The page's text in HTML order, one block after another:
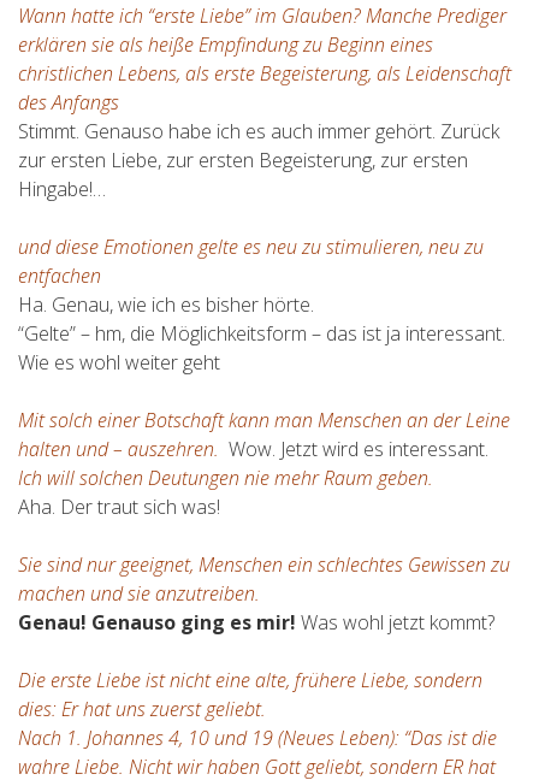
Wann hatte ich “erste Liebe” im Glauben? Manche Prediger
erklären sie als heiße Empfindung zu Beginn eines
christlichen Lebens, als erste Begeisterung, als Leidenschaft
des Anfangs
Stimmt. Genauso habe ich es auch immer gehört. Zurück
zur ersten Liebe, zur ersten Begeisterung, zur ersten
Hingabe!…
und diese Emotionen gelte es neu zu stimulieren, neu zu
entfachen
Ha. Genau, wie ich es bisher hörte.
“Gelte” – hm, die Möglichkeitsform – das ist ja interessant.
Wie es wohl weiter geht
Mit solch einer Botschaft kann man Menschen an der Leine
halten und – auszehren. Wow. Jetzt wird es interessant.
Ich will solchen Deutungen nie mehr Raum geben.
Aha. Der traut sich was!
Sie sind nur geeignet, Menschen ein schlechtes Gewissen zu
machen und sie anzutreiben.
Genau! Genauso ging es mir! Was wohl jetzt kommt?
Die erste Liebe ist nicht eine alte, frühere Liebe, sondern
dies: Er hat uns zuerst geliebt.
Nach 1. Johannes 4, 10 und 19 (Neues Leben): “Das ist die
wahre Liebe. Nicht wir haben Gott geliebt, sondern ER hat